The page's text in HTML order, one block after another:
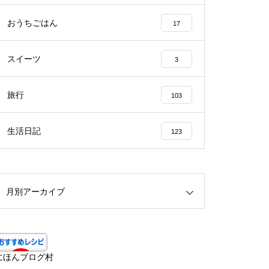
おうちごはん 17
スイーツ 3
旅行 103
生活日記 123
月別アーカイブ
ほんブログ村